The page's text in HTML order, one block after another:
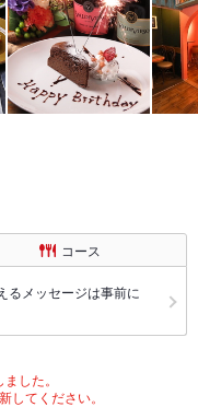
コース
るメッセージは事前に
した。
してください。